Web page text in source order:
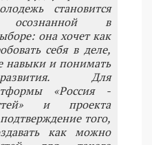
становится
осознанной в
она хочет как
себя в деле,
навыки и понимать
Для
«Россия -
и проекта
того,
как можно